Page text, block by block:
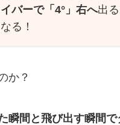
イバーで「4°」右へ出
る！
か？
瞬間と飛び出す瞬間